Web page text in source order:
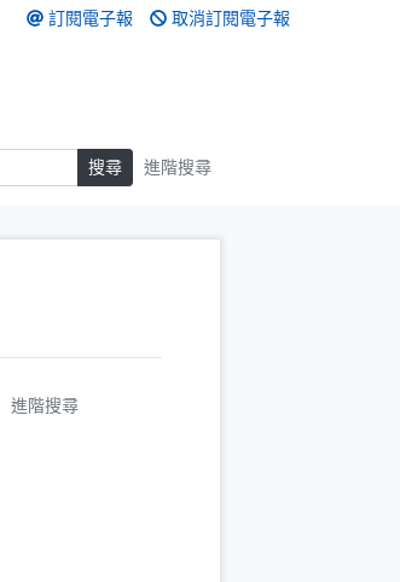
訂閱電子報 取消訂閱電子報
搜尋 進階搜尋
進階搜尋